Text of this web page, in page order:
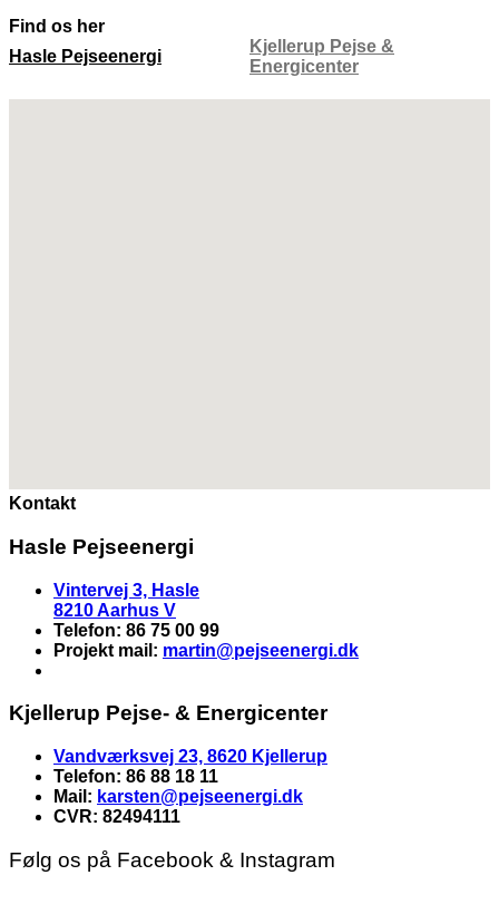
Find os her
Hasle Pejseenergi
Kjellerup Pejse &
Energicenter
Kontakt
Hasle Pejseenergi
Vintervej 3, Hasle
8210 Aarhus V
Telefon: 86 75 00 99
Projekt mail: martin@pejseenergi.dk
Kjellerup Pejse- & Energicenter
Vandværksvej 23, 8620 Kjellerup
Telefon: 86 88 18 11
Mail: karsten@pejseenergi.dk
CVR: 82494111
Følg os på Facebook & Instagram